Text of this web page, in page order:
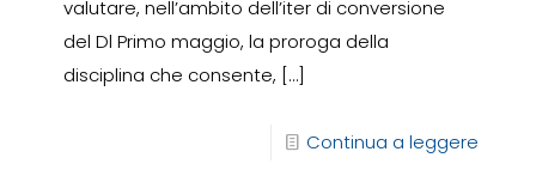
valutare, nell’ambito dell’iter di conversione
del Dl Primo maggio, la proroga della
disciplina che consente, […]
Continua a leggere